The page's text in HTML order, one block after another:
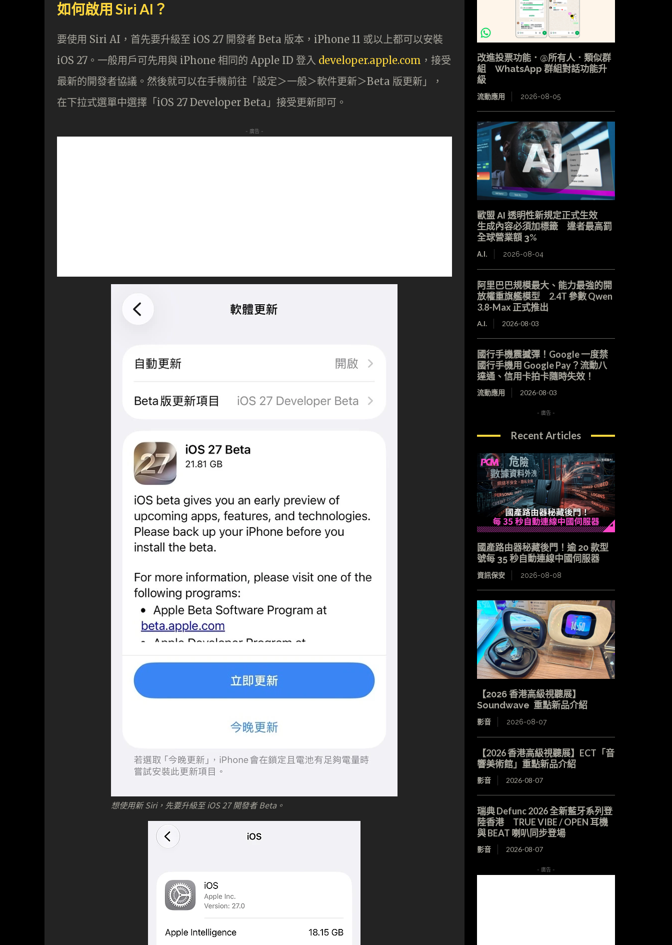
如何啟用 Siri AI？
要使用 Siri AI，首先要升級至 iOS 27 開發者 Beta 版本，iPhone 11 或以上都可以安裝
iOS 27。一般用戶可先用與 iPhone 相同的 Apple ID 登入 developer.apple.com ，接受
最新的開發者協議。然後就可以在手機前往「設定＞一般＞軟件更新＞Beta 版更新」，
在下拉式選單中選擇「iOS 27 Developer Beta」接受更新即可。
- 廣告 -
想使用新 Siri，先要升級至 iOS 27 開發者 Beta。
改進投票功能．@所有人．類似群
組 WhatsApp 群組對話功能升
級
流動應用 2026-08-05
歐盟 AI 透明性新規定正式生效
生成內容必須加標籤 違者最高罰
全球營業額 3%
A.I. 2026-08-04
阿里巴巴規模最大、能力最強的開
放權重旗艦模型 2.4T 參數 Qwen
3.8-Max 正式推出
A.I. 2026-08-03
國行手機震撼彈！Google 一度禁
國行手機用 Google Pay？流動八
達通、信用卡拍卡隨時失效！
流動應用 2026-08-03
- 廣告 -
Recent Articles
國產路由器秘藏後門！逾 20 款型
號每 35 秒自動連線中國伺服器
資訊保安 2026-08-08
【2026 香港高級視聽展】
Soundwave 重點新品介紹
影音 2026-08-07
【2026 香港高級視聽展】ECT「音
響美術館」重點新品介紹
影音 2026-08-07
瑞典 Defunc 2026 全新藍牙系列登
陸香港 TRUE VIBE / OPEN 耳機
與 BEAT 喇叭同步登場
影音 2026-08-07
- 廣告 -